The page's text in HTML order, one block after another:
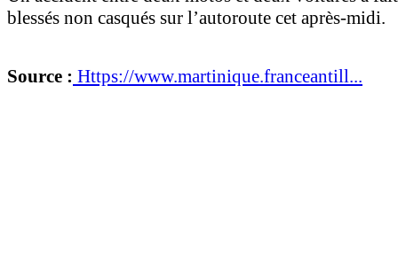
blessés non casqués sur l’autoroute cet après-midi.
Source : Https://www.martinique.franceantill...